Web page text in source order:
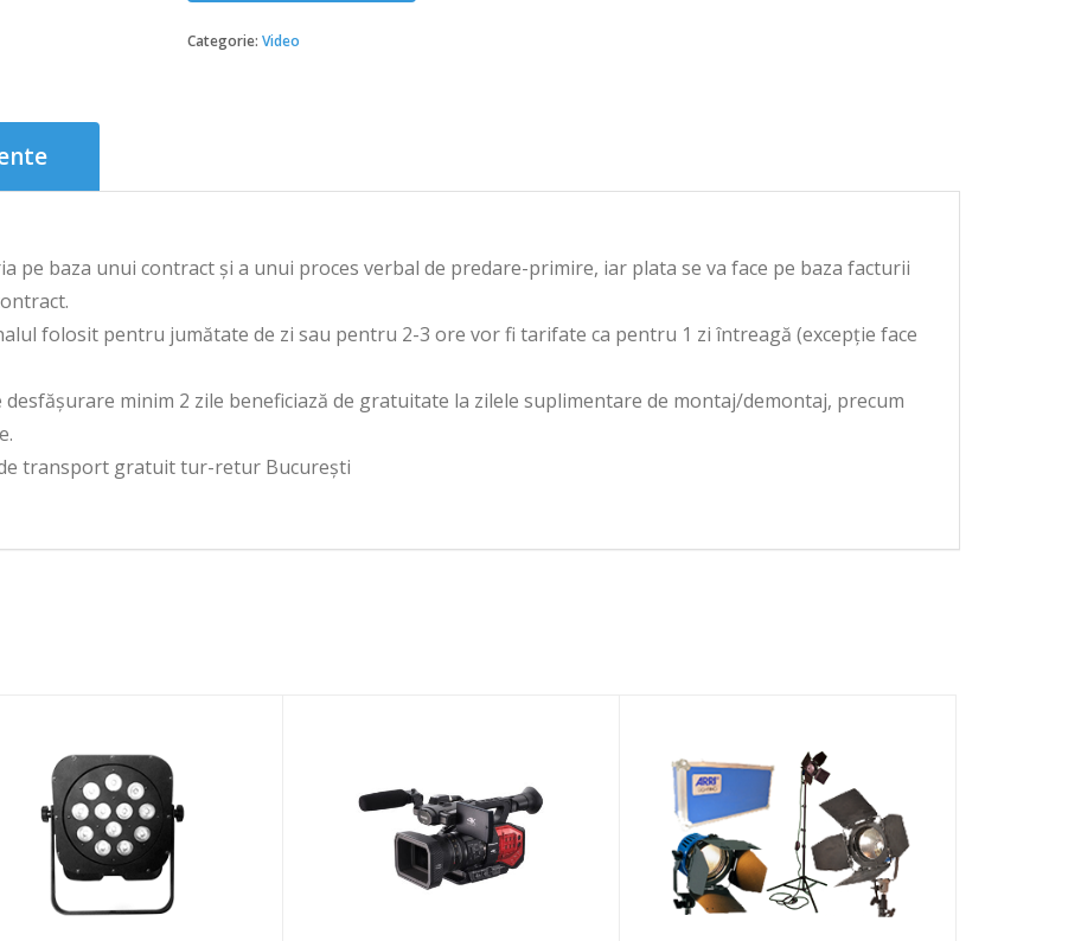
Categorie: Video
pe baza unui contract și a unui proces verbal de predare-primire, iar plata se va face pe baza facturii
folosit pentru jumătate de zi sau pentru 2-3 ore vor fi tarifate ca pentru 1 zi întreagă (excepție face
desfășurare minim 2 zile beneficiază de gratuitate la zilele suplimentare de montaj/demontaj, precum
transport gratuit tur-retur București